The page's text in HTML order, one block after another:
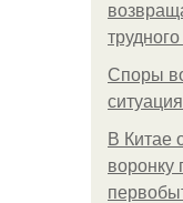
Споры
В Китaе
воронку